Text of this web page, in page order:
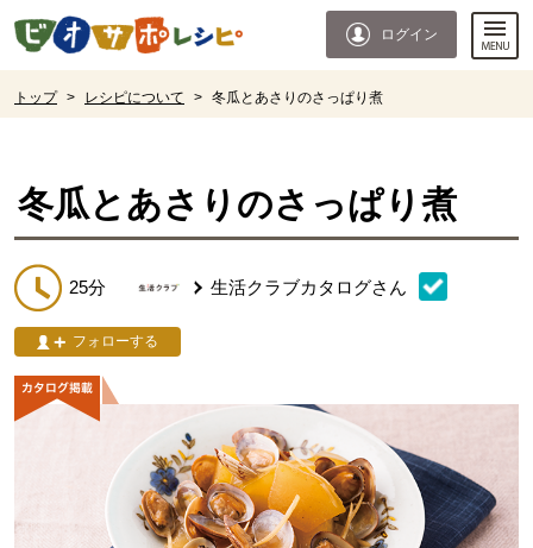
ページの先頭です。
ログイン
トップ > レシピについて > 冬瓜とあさりのさっぱり煮
冬瓜とあさりのさっぱり煮
25分 生活クラブカタログさん
フォローする